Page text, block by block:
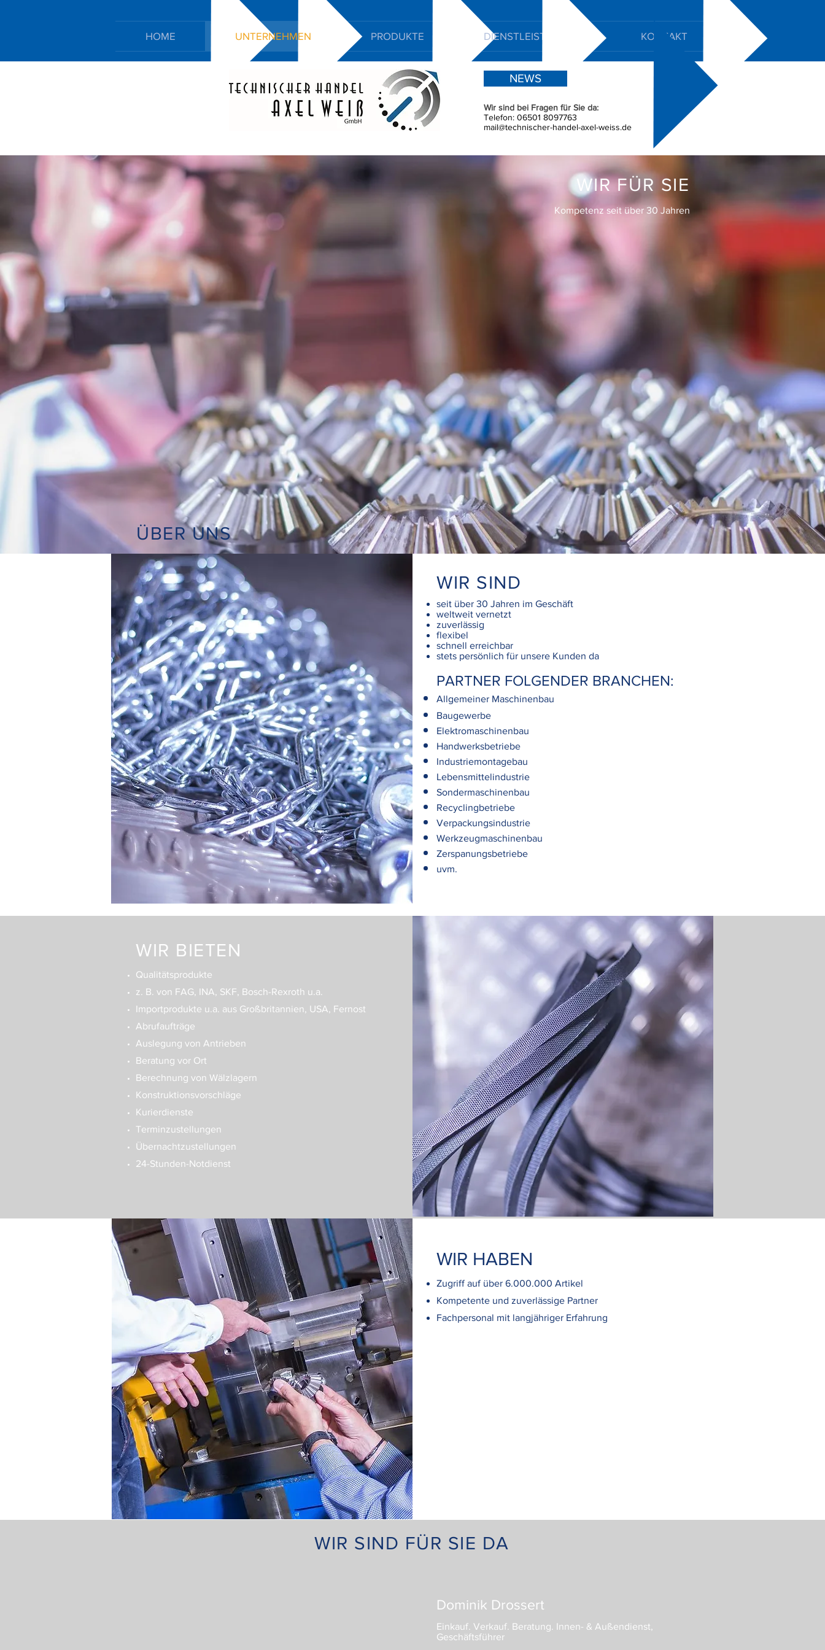
HOME UNTERNEHMEN PRODUKTE DIENSTLEISTUNGEN KONTAKT
NEWS
Wir sind bei Fragen für Sie da:
Telefon: 06501 8097763
mail@technischer-handel-axel-weiss.de
WIR FÜR SIE
Kompetenz seit über 30 Jahren
ÜBER UNS
WIR SIND
seit über 30 Jahren im Geschäft
weltweit vernetzt
zuverlässig
flexibel
schnell erreichbar
stets persönlich für unsere Kunden da
PARTNER FOLGENDER BRANCHEN:
Allgemeiner Maschinenbau
Baugewerbe
Elektromaschinenbau
Handwerksbetriebe
Industriemontagebau
Lebensmittelindustrie
Sondermaschinenbau
Recyclingbetriebe
Verpackungsindustrie
Werkzeugmaschinenbau
Zerspanungsbetriebe
uvm.
WIR BIETEN
Qualitätsprodukte
z. B. von FAG, INA, SKF, Bosch-Rexroth u.a.
Importprodukte u.a. aus Großbritannien, USA, Fernost
Abrufaufträge
Auslegung von Antrieben
Beratung vor Ort
Berechnung von Wälzlagern
Konstruktionsvorschläge
Kurierdienste
Terminzustellungen
Übernachtzustellungen
24-Stunden-Notdienst
WIR HABEN
Zugriff auf über 6.000.000 Artikel
Kompetente und zuverlässige Partner
Fachpersonal mit langjähriger Erfahrung
WIR SIND FÜR SIE DA
Dominik Drossert
Einkauf. Verkauf. Beratung. Innen- & Außendienst,
Geschäftsführer